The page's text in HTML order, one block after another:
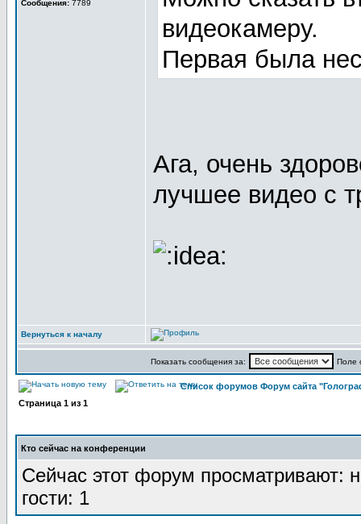
Сообщения: 7789
видеокамеру.
Первая была
Ага, очень
лучшее видео с
Вернуться к началу
Показать сообщения за: Поле
Список форумов Форум сайта
Страница 1 из 1
Кто сейчас на конференции
Сейчас этот форум просматривают:
гости: 1